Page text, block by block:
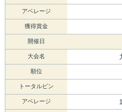
アベレージ
獲得賞金
開催日
大会名
順位
トータルピン
アベレージ